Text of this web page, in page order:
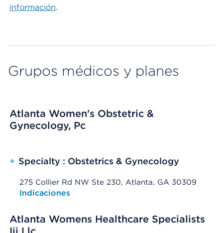
información.
Grupos médicos y planes
Atlanta Women's Obstetric &
Gynecology, Pc
+ Specialty : Obstetrics & Gynecology
275 Collier Rd NW Ste 230, Atlanta, GA 30309
Opens native map application on mobile devices
Indicaciones
Atlanta Womens Healthcare Specialists